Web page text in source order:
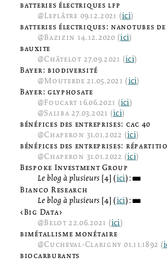
batteries électriques lfp
@Leplâtre 09.12.2021 (ici)
batteries électriques: nanotubes
@Bazizin 14.12.2020 (ici)
bauxite
@Châtelot 27.09.2021 (ici)
Bayer: biodiversité
@Mouterde 21.05.2021 (ici)
Bayer: glyphosate
@Foucart 16.06.2021 (ici)
@Saliba 27.03.2021 (ici)
bénéfices des entreprises: cac 40
@Chaperon 31.01.2022 (ici)
bénéfices des entreprises:
@Chaperon 31.01.2022 (ici)
Bespoke Investment Group
Le blog à plusieurs [4] (ici):3
Bianco Research
Le blog à plusieurs [4] (ici):3
‹Big Data›
@Belot22.06.2021 (ici)
bimétallisme monétaire
@Cucheval-Clarigny 01.11.1892 (
biocarburants